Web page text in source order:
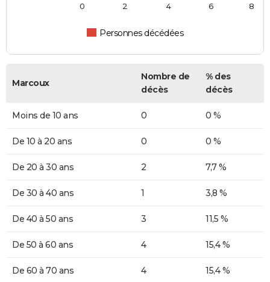
Personnes décédées
0 2 4 6 8
Marcoux
Nombre de
décès
% des
décès
Moins de 10 ans 0 0 %
De 10 à 20 ans 0 0 %
De 20 à 30 ans 2 7,7 %
De 30 à 40 ans 1 3,8 %
De 40 à 50 ans 3 11,5 %
De 50 à 60 ans 4 15,4 %
De 60 à 70 ans 4 15,4 %